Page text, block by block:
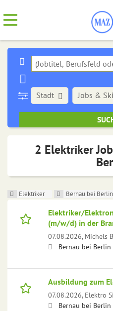
Stadt Jobs &
2 Elektriker
Elektriker Bernau bei Berlin
Elektriker/
(m/w/d) in der
07.08.2026, Michels
Bernau bei Berlin
Ausbildung zum
07.08.2026, Elektro
Bernau bei Berlin